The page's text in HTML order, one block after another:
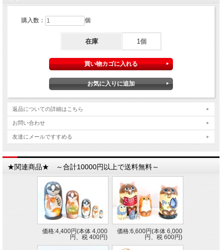
購入数： 個
在庫 1個
返品についての詳細はこちら
お問い合わせ
友達にメールですすめる
★関連商品★ ～合計10000円以上で送料無料～
価格:4,400円(本体 4,000
円、税 400円)
価格:6,600円(本体 6,000
円、税 600円)